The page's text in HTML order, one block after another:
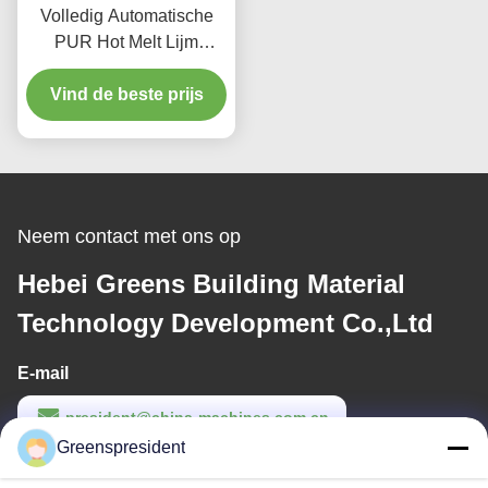
Volledig Automatische
PUR Hot Melt Lijm
Lamineermachine voor
Stof met een
Productiesnelheid van 5-
Vind de beste prijs
Neem contact met ons op
Hebei Greens Building Material
Technology Development Co.,Ltd
E-mail
president@china-machines.com.cn
Werktijd
Greenspresident